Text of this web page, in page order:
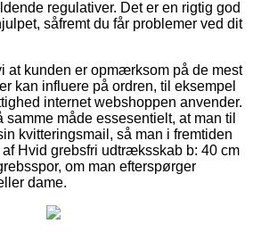
regulativer. Det er en rigtig god
såfremt du får problemer ved dit
at kunden er opmærksom på de mest
kan influere på ordren, til eksempel
internet webshoppen anvender.
samme måde essesentielt, at man til
kvitteringsmail, så man i fremtiden
Hvid grebsfri udtræksskab b: 40 cm
om man efterspørger
dame.